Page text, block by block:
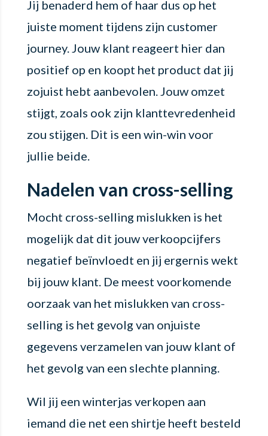
Jij benaderd hem of haar dus op het
juiste moment tijdens zijn customer
journey. Jouw klant reageert hier dan
positief op en koopt het product dat jij
zojuist hebt aanbevolen. Jouw omzet
stijgt, zoals ook zijn klanttevredenheid
zou stijgen. Dit is een win-win voor
jullie beide.
Nadelen van cross-selling
Mocht cross-selling mislukken is het
mogelijk dat dit jouw verkoopcijfers
negatief beïnvloedt en jij ergernis wekt
bij jouw klant. De meest voorkomende
oorzaak van het mislukken van cross-
selling is het gevolg van onjuiste
gegevens verzamelen van jouw klant of
het gevolg van een slechte planning.
Wil jij een winterjas verkopen aan
iemand die net een shirtje heeft besteld